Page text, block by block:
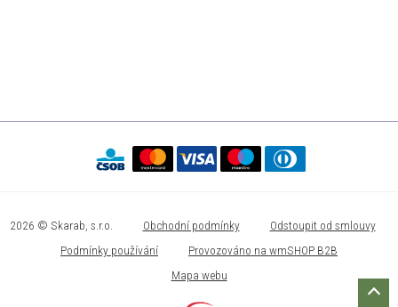
2026 © Skarab, s.r.o. Obchodní podmínky
Odstoupit od smlouvy
Podmínky používání
Provozováno na wmSHOP B2B
Mapa webu